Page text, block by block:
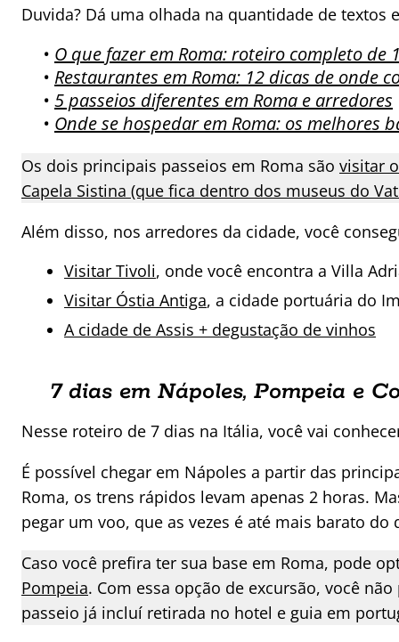
Duvida? Dá uma olhada na quantidade de textos
• O que fazer em Roma: roteiro completo de
• Restaurantes em Roma: 12 dicas de onde
• 5 passeios diferentes em Roma e arredores
• Onde se hospedar em Roma: os melhores
Os dois principais passeios em Roma são visitar
Capela Sistina (que fica dentro dos museus do
Além disso, nos arredores da cidade, você
Visitar Tivoli, onde você encontra a Villa
Visitar Óstia Antiga, a cidade portuária do
A cidade de Assis + degustação de vinhos
7 dias em Nápoles, Pompeia e
Nesse roteiro de 7 dias na Itália, você vai
É possível chegar em Nápoles a partir das
Roma, os trens rápidos levam apenas 2 horas.
pegar um voo, que as vezes é até mais barato do
Caso você prefira ter sua base em Roma, pode
Pompeia. Com essa opção de excursão, você
passeio já incluí retirada no hotel e guia em